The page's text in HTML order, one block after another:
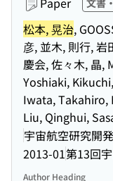
文書
松本, 晃治,
彦, 並木, 則行, 岩
慶会, 佐々木, 晶,
Yoshiaki,
Iwata, Takahiro,
Liu, Qinghui,
宇宙航空研究開
2013-01第13回
Author Heading